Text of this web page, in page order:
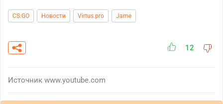
CS:GO Новости Virtus.pro Jame
12
Источник www.youtube.com